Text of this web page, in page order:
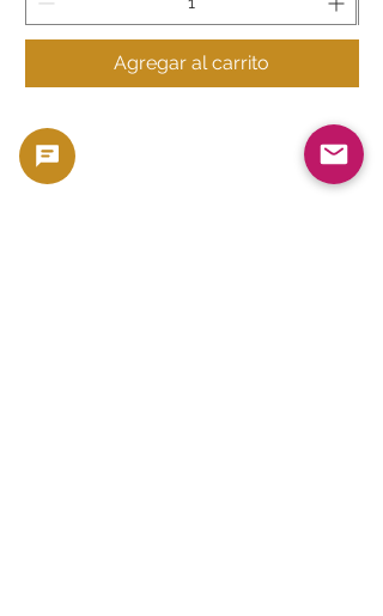
Agregar al carrito